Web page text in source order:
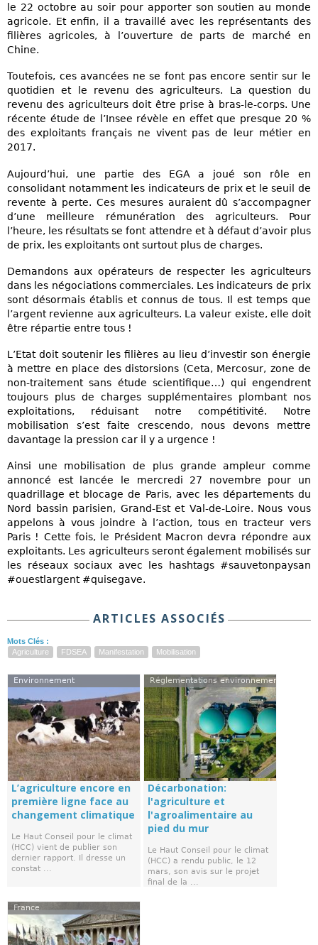
le 22 octobre au soir pour apporter son soutien au monde
agricole. Et enfin, il a travaillé avec les représentants des
filières agricoles, à l’ouverture de parts de marché en
Chine.
Toutefois, ces avancées ne se font pas encore sentir sur le
quotidien et le revenu des agriculteurs. La question du
revenu des agriculteurs doit être prise à bras-le-corps. Une
récente étude de l’Insee révèle en effet que presque 20 %
des exploitants français ne vivent pas de leur métier en
2017.
Aujourd’hui, une partie des EGA a joué son rôle en
consolidant notamment les indicateurs de prix et le seuil de
revente à perte. Ces mesures auraient dû s’accompagner
d’une meilleure rémunération des agriculteurs. Pour
l’heure, les résultats se font attendre et à défaut d’avoir plus
de prix, les exploitants ont surtout plus de charges.
Demandons aux opérateurs de respecter les agriculteurs
dans les négociations commerciales. Les indicateurs de prix
sont désormais établis et connus de tous. Il est temps que
l’argent revienne aux agriculteurs. La valeur existe, elle doit
être répartie entre tous !
L’Etat doit soutenir les filières au lieu d’investir son énergie
à mettre en place des distorsions (Ceta, Mercosur, zone de
non-traitement sans étude scientifique…) qui engendrent
toujours plus de charges supplémentaires plombant nos
exploitations, réduisant notre compétitivité. Notre
mobilisation s’est faite crescendo, nous devons mettre
davantage la pression car il y a urgence !
Ainsi une mobilisation de plus grande ampleur comme
annoncé est lancée le mercredi 27 novembre pour un
quadrillage et blocage de Paris, avec les départements du
Nord bassin parisien, Grand-Est et Val-de-Loire. Nous vous
appelons à vous joindre à l’action, tous en tracteur vers
Paris ! Cette fois, le Président Macron devra répondre aux
exploitants. Les agriculteurs seront également mobilisés sur
les réseaux sociaux avec les hashtags #sauvetonpaysan
#ouestlargent #quisegave.
ARTICLES ASSOCIÉS
Mots Clés :
Agriculture
FDSEA Manifestation Mobilisation
Environnement
L’agriculture encore en
première ligne face au
changement climatique
Le Haut Conseil pour le climat
(HCC) vient de publier son
dernier rapport. Il dresse un
constat ...
Réglementations environnementales
Décarbonation:
l'agriculture et
l'agroalimentaire au
pied du mur
Le Haut Conseil pour le climat
(HCC) a rendu public, le 12
mars, son avis sur le projet
final de la ...
France